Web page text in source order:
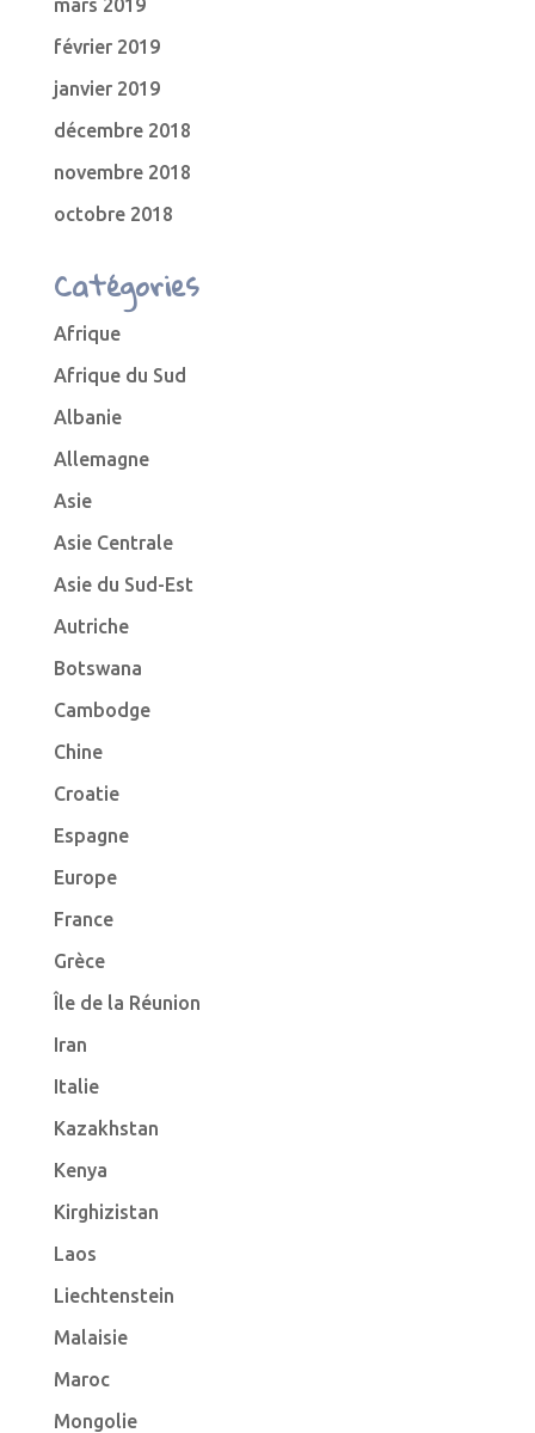
mars 2019
février 2019
janvier 2019
décembre 2018
novembre 2018
octobre 2018
Catégories
Afrique
Afrique du Sud
Albanie
Allemagne
Asie
Asie Centrale
Asie du Sud-Est
Autriche
Botswana
Cambodge
Chine
Croatie
Espagne
Europe
France
Grèce
Île de la Réunion
Iran
Italie
Kazakhstan
Kenya
Kirghizistan
Laos
Liechtenstein
Malaisie
Maroc
Mongolie